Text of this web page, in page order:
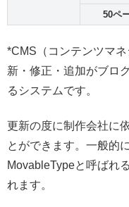
50ペ
*CMS（コンテンツマ
新・修正・追加がブロ
るシステムです。
更新の度に制作会社に
とができます。一般的
MovableTypeと呼ばれ
れます。